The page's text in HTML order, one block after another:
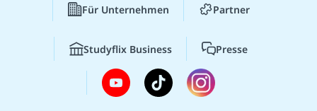
Für Unternehmen Partner
Studyflix Business Presse